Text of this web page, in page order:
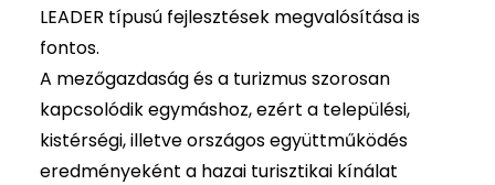
LEADER típusú fejlesztések megvalósítása is
fontos.
A mezőgazdaság és a turizmus szorosan
kapcsolódik egymáshoz, ezért a települési,
kistérségi, illetve országos együttműködés
eredményeként a hazai turisztikai kínálat